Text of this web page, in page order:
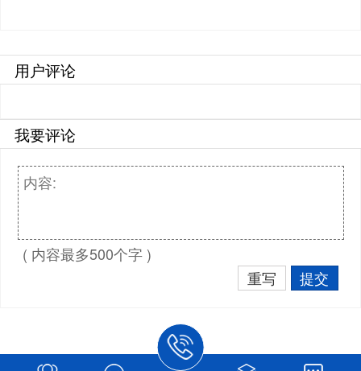
用户评论
我要评论
( 内容最多500个字 )
重写
提交